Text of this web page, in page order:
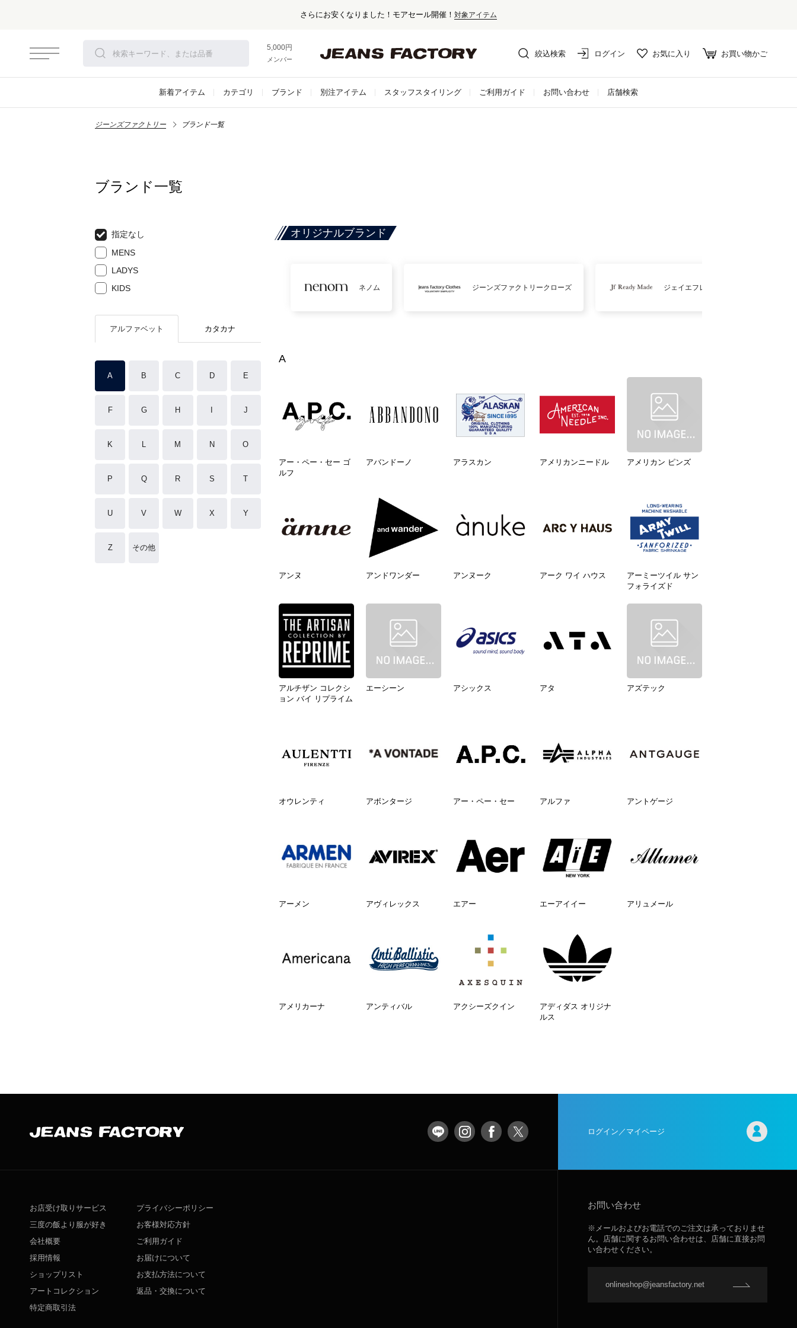
さらにお安くなりました！モアセール開催！対象アイテム
5,000円以上お買い上げで送料無料！
メンバー登録でお得な情報をゲット。さらに詳しく
絞込検索 ログイン お気に入り お買い物かご
新着アイテム カテゴリ ブランド 別注アイテム スタッフスタイリング ご利用ガイド お問い合わせ 店舗検索
ジーンズファクトリー ブランド一覧
ブランド一覧
指定なし
MENS
LADYS
KIDS
アルファベット カタカナ
A B C D E
F G H J
K L M N O
P Q R S T
U V W X Y
Z その他
オリジナルブランド
ネノム ジーンズファクトリークローズ ジェイエフレディメイド
A
アー・ペー・セー ゴ
ルフ
アバンドーノ アラスカン アメリカンニードル アメリカン ピンズ
アンヌ アンドワンダー アンヌーク アーク ワイ ハウス
アーミーツイル サン
フォライズド
アルチザン コレクシ
ョン バイ リプライム
エーシーン アシックス アタ アズテック
オウレンティ アボンタージ アー・ペー・セー アルファ アントゲージ
アーメン アヴィレックス エアー エーアイイー アリュメール
アメリカーナ アンティバル アクシーズクイン
アディダス オリジナ
ルス
ログイン／マイページ
お店受け取りサービス
三度の飯より服が好き
会社概要
採用情報
ショップリスト
アートコレクション
特定商取引法
プライバシーポリシー
お客様対応方針
ご利用ガイド
お届けについて
お支払方法について
返品・交換について
お問い合わせ
※メールおよびお電話でのご注文は承っておりませ
ん。店舗に関するお問い合わせは、店舗に直接お問
い合わせください。
onlineshop@jeansfactory.net